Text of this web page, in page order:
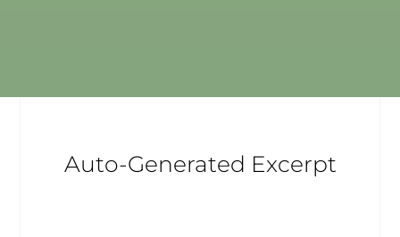
Auto-Generated Excerpt